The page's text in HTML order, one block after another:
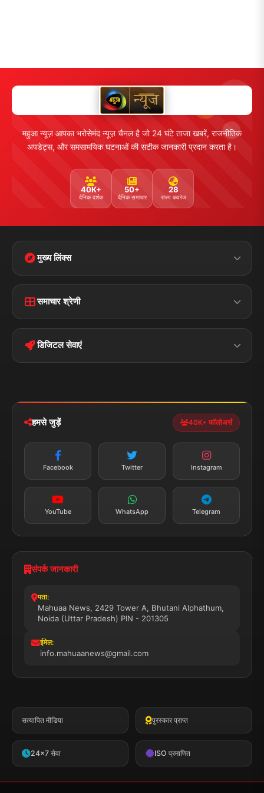
महुआ न्यूज़ आपका भरोसेमंद न्यूज़ चैनल है जो 24 घंटे ताजा खबरें, राजनीतिक
अपडेट्स, और समसामयिक घटनाओं की सटीक जानकारी प्रदान करता है।
40K+
दैनिक दर्शक
50+
दैनिक समाचार
28
राज्य कवरेज
मुख्य लिंक्स
Terms &
Privacy Policy
समाचार श्रेणी
पॉलिटिकल झारखण्ड
डिजिटल सेवाएं
न्यूज़ अलर्ट
तत्काल अपडेट
सब्सक्राइब करें
हमसे जुड़ें 40K+ फॉलोअर्स
Facebook Twitter Instagram
YouTube WhatsApp Telegram
संपर्क जानकारी
पता:
Mahuaa News, 2429 Tower A, Bhutani Alphathum,
Noida (Uttar Pradesh) PIN - 201305
ईमेल:
info.mahuaanews@gmail.com
सत्यापित मीडिया पुरस्कार प्राप्त
24x7 सेवा ISO प्रमाणित